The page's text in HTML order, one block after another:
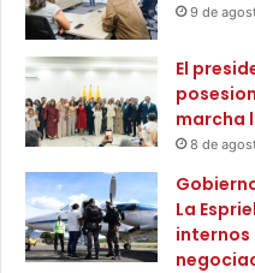
d
A
g
u
n
9 de
El
marcha
8 de
La
internos